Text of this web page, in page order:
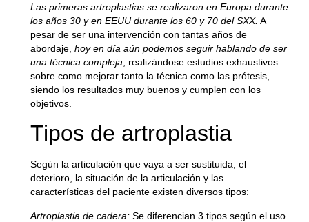
Las primeras artroplastias se realizaron en Europa durante
los años 30 y en EEUU durante los 60 y 70 del SXX. A
pesar de ser una intervención con tantas años de
abordaje, hoy en día aún podemos seguir hablando de ser
una técnica compleja , realizándose estudios exhaustivos
sobre como mejorar tanto la técnica como las prótesis,
siendo los resultados muy buenos y cumplen con los
objetivos.
Tipos de artroplastia
Según la articulación que vaya a ser sustituida, el
deterioro, la situación de la articulación y las
características del paciente existen diversos tipos:
Artroplastia de cadera:Se diferencian 3 tipos según el uso